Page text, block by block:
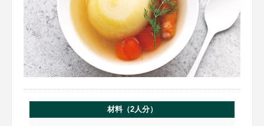
材料（2人分）